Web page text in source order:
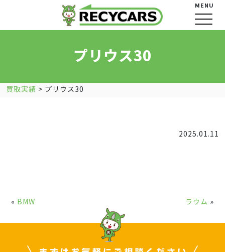
MENU
プリウス30
買取実績 > プリウス30
2025.01.11
« BMW ラウム »